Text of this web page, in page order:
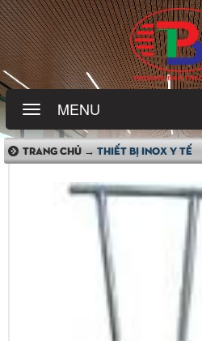
MENU
TRANG CHỦ → THIẾT BỊ INOX Y TẾ